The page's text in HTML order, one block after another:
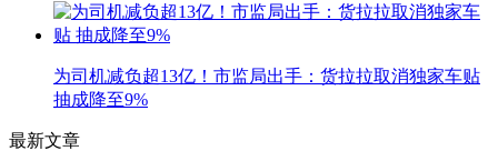
为司机减负超13亿！市监局出手：货拉拉取消独家车贴
抽成降至9%
最新文章